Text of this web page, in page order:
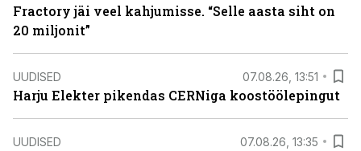
Fractory jäi veel kahjumisse. “Selle aasta siht on
20 miljonit”
UUDISED 07.08.26, 13:51
Harju Elekter pikendas CERNiga koostöölepingut
UUDISED 07.08.26, 13:35